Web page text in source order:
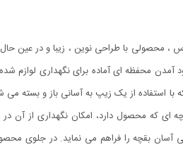
، محصولی با طراحی نوین ، زیبا و در
محفظه ای آماده برای نگهداری لوازم
با استفاده از یک زیپ به آسانی باز و
ای که محصول دارد، امکان نگهداری از آن
آسان بقچه را فراهم می نماید. در جلوی